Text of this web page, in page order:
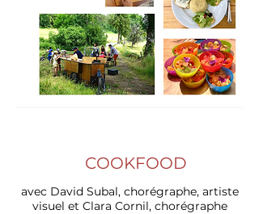
COOKFOOD
avec David Subal, chorégraphe, artiste
visuel et Clara Cornil, chorégraphe